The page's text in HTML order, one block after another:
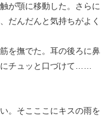
が顎に移動した。さらに
だんだんと気持ちがよく
を撫でた。耳の後ろに鼻
チュッと口づけて……
。そこここにキスの雨を